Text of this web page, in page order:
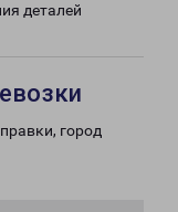
деталей
город